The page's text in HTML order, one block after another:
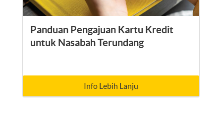
Panduan Pengajuan Kartu Kredit
untuk Nasabah Terundang
Info Lebih Lanju